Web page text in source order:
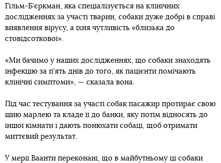
Гільм-Б’єркман, яка спеціалізується на клінічних
дослідженнях за участі тварин, собаки дуже добрі в справі
виявлення вірусу, а їхня чутливість «близька до
стовідсоткової».
«Ми бачимо у наших дослідженнях, що собаки знаходять
інфекцію за п’ять днів до того, як пацієнти помічають
клінічні симптоми», — сказала вона.
Під час тестування за участі собак пасажир протирає свою
шию марлею та кладе її до банки, яку потім відносять до
іншої кімнати і дають понюхати собаці, щоб отримати
миттєвий результат.
У мерії Ваанти переконані, що в майбутньому ці собаки